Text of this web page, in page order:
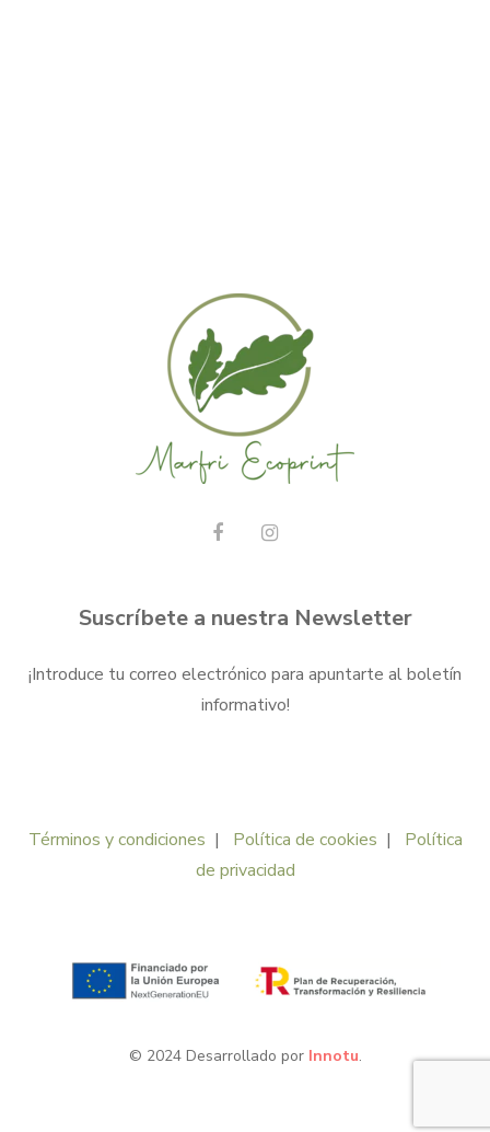
Suscríbete a nuestra Newsletter
¡Introduce tu correo electrónico para apuntarte al boletín
informativo!
Términos y condiciones | Política de cookies | Política
de privacidad
© 2024 Desarrollado por Innotu.